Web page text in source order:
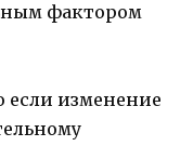
фактором
если изменение